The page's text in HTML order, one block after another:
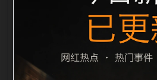
间识别一致主题。后续每日采集
图片本地化、坏图默认图兜底、
长度过滤。如果同一主题下有多
同角度补充事件背景、访问场景